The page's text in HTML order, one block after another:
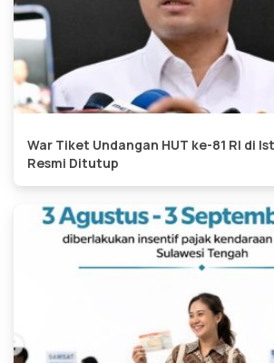
War Tiket Undangan HUT ke-81 RI di
Resmi Ditutup